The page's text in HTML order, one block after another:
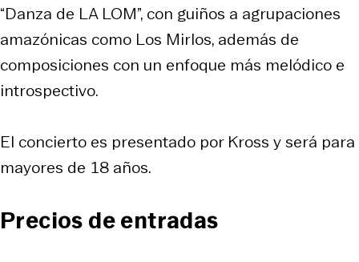
“Danza de LA LOM”, con guiños a agrupaciones
amazónicas como Los Mirlos, además de
composiciones con un enfoque más melódico e
introspectivo.
El concierto es presentado por Kross y será para
mayores de 18 años.
Precios de entradas